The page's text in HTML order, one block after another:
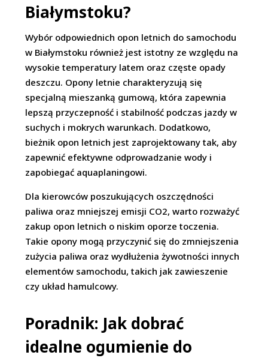
Białymstoku?
Wybór odpowiednich opon letnich do samochodu
w Białymstoku również jest istotny ze względu na
wysokie temperatury latem oraz częste opady
deszczu. Opony letnie charakteryzują się
specjalną mieszanką gumową, która zapewnia
lepszą przyczepność i stabilność podczas jazdy w
suchych i mokrych warunkach. Dodatkowo,
bieżnik opon letnich jest zaprojektowany tak, aby
zapewnić efektywne odprowadzanie wody i
zapobiegać aquaplaningowi.
Dla kierowców poszukujących oszczędności
paliwa oraz mniejszej emisji CO2, warto rozważyć
zakup opon letnich o niskim oporze toczenia.
Takie opony mogą przyczynić się do zmniejszenia
zużycia paliwa oraz wydłużenia żywotności innych
elementów samochodu, takich jak zawieszenie
czy układ hamulcowy.
Poradnik: Jak dobrać
idealne ogumienie do